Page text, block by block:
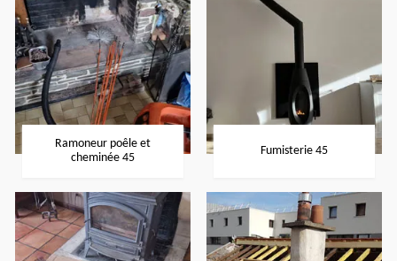
Ramoneur poêle et
cheminée 45
Fumisterie 45